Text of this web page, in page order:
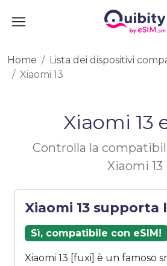
Home
Lista dei dispositivi
Xiaomi 13
Xiaomi 13
Controlla la
Xiaomi 13
Xiaomi 13 supporta
Sì, compatibile con eSIM!
Xiaomi 13 [fuxi] è un famoso